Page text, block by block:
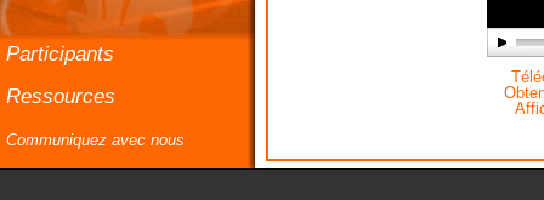
Participants
Ressources
Communiquez avec nous